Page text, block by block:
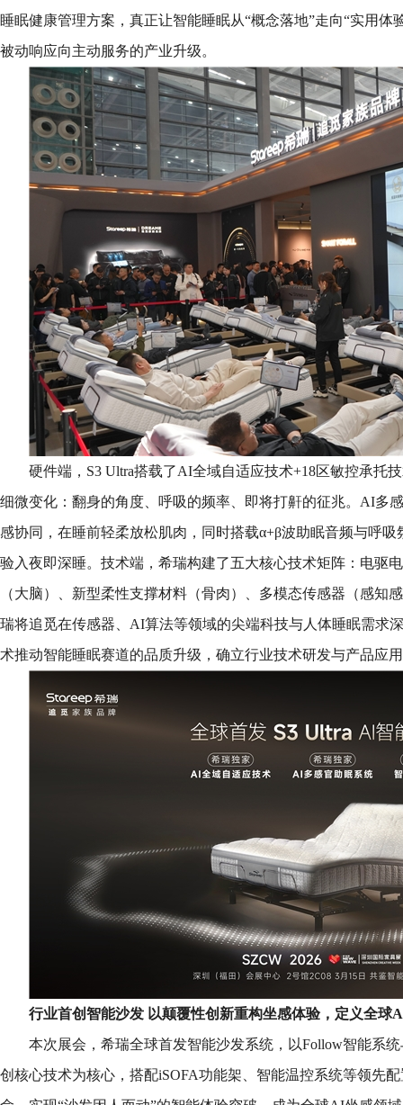
睡眠健康管理方案，真正让智能睡眠从“概念落地”走向“实用体
被动响应向主动服务的产业升级。
硬件端，S3 Ultra搭载了AI全域自适应技术+18区敏控承托
细微变化：翻身的角度、呼吸的频率、即将打鼾的征兆。AI多
感协同，在睡前轻柔放松肌肉，同时搭载α+β波助眠音频与呼
验入夜即深睡。技术端，希瑞构建了五大核心技术矩阵：电驱
（大脑）、新型柔性支撑材料（骨肉）、多模态传感器（感知
瑞将追觅在传感器、AI算法等领域的尖端科技与人体睡眠需求
术推动智能睡眠赛道的品质升级，确立行业技术研发与产品应
行业首创智能沙发 以颠覆性创新重构坐感体验， 定义全球
本次展会，希瑞全球首发智能沙发系统，以Follow智能系
创核心技术为核心，搭配iSOFA功能架、智能温控系统等领先